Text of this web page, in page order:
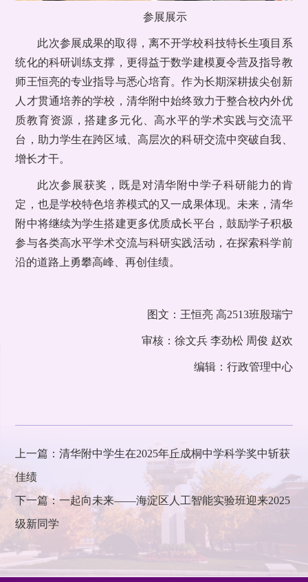
参展展示
此次参展成果的取得，离不开学校科技特长生项目系
统化的科研训练支撑，更得益于数学建模夏令营及指导教
师王恒亮的专业指导与悉心培育。作为长期深耕拔尖创新
人才贯通培养的学校，清华附中始终致力于整合校内外优
质教育资源，搭建多元化、高水平的学术实践与交流平
台，助力学生在跨区域、高层次的科研交流中突破自我、
增长才干。
此次参展获奖，既是对清华附中学子科研能力的肯
定，也是学校特色培养模式的又一成果体现。未来，清华
附中将继续为学生搭建更多优质成长平台，鼓励学子积极
参与各类高水平学术交流与科研实践活动，在探索科学前
沿的道路上勇攀高峰、再创佳绩。
图文：王恒亮 高2513班殷瑞宁
审核：徐文兵 李劲松 周俊 赵欢
编辑：行政管理中心
上一篇：清华附中学生在2025年丘成桐中学科学奖中斩获
佳绩
下一篇：一起向未来——海淀区人工智能实验班迎来2025
级新同学